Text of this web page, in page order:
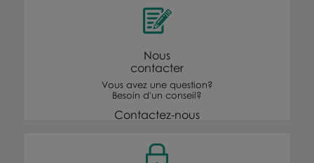
Nous
contacter
Vous avez une question?
Besoin d'un conseil?
Contactez-nous